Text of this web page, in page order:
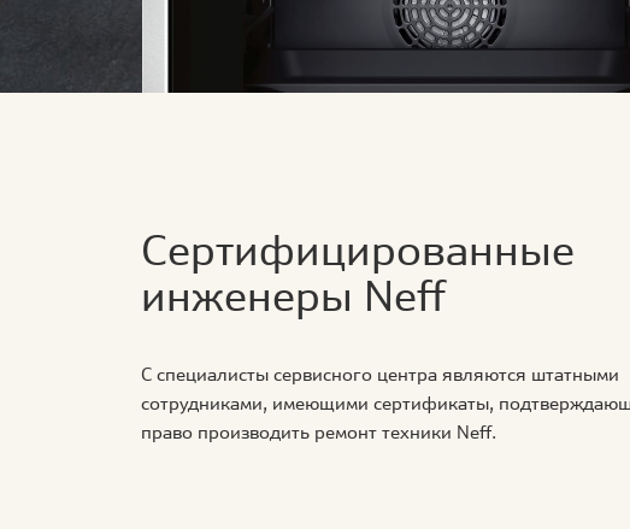
Сертифицированные
инженеры Neff
С специалисты сервисного центра являются штатными
сотрудниками, имеющими сертификаты,
право производить ремонт техники Neff.